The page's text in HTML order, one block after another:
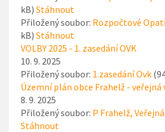
kB) Stáhnout
Přiložený soubor: Rozpočtové
kB) Stáhnout
VOLBY 2025 - 1. zasedání OVK
10. 9. 2025
Přiložený soubor: 1.zasedání Ovk
Územní plán obce Frahelž - veřejná
8. 9. 2025
Přiložený soubor: P Frahelž,
Stáhnout